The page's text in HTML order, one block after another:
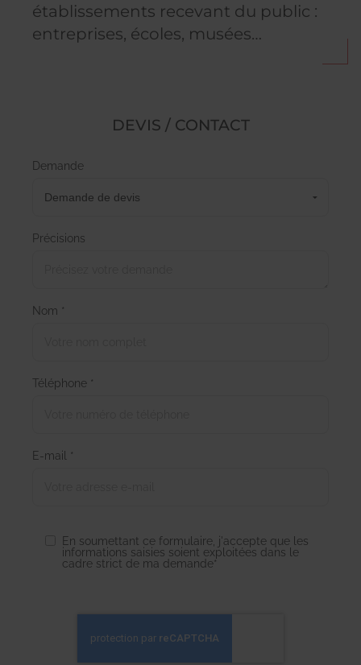
établissements recevant du public :
entreprises, écoles, musées…
DEVIS / CONTACT
Demande
Précisions
Nom *
Téléphone *
E-mail *
En soumettant ce formulaire, j'accepte que les
informations saisies soient exploitées dans le
cadre strict de ma demande*